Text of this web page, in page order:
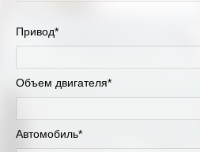
Привод*
Объем двигателя*
Автомобиль*